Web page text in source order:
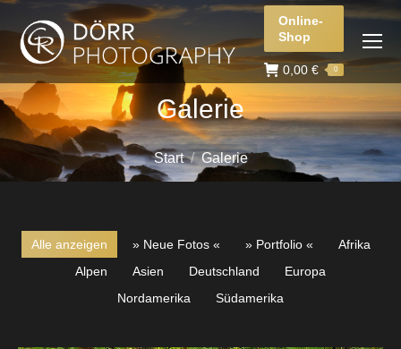
Online-
Shop
0,00 € 0
Galerie
Sie befinden sich hier:
Start Galerie
Alle anzeigen » Neue Fotos « » Portfolio «
Afrika
Alpen
Asien Deutschland
Europa
Nordamerika
Südamerika